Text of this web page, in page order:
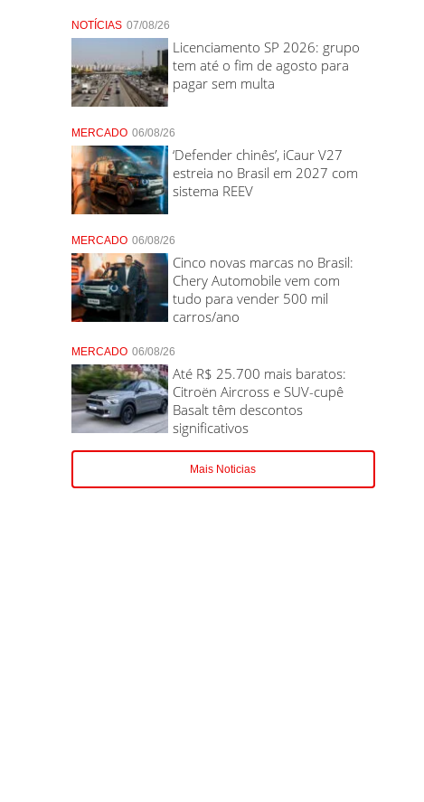
NOTÍCIAS 07/08/26
Licenciamento SP 2026: grupo
tem até o fim de agosto para
pagar sem multa
MERCADO 06/08/26
‘Defender chinês’, iCaur V27
estreia no Brasil em 2027 com
sistema REEV
MERCADO 06/08/26
Cinco novas marcas no Brasil:
Chery Automobile vem com
tudo para vender 500 mil
carros/ano
MERCADO 06/08/26
Até R$ 25.700 mais baratos:
Citroën Aircross e SUV-cupê
Basalt têm descontos
significativos
Mais Noticias